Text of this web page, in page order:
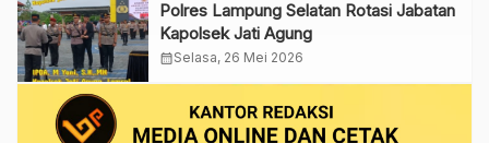
Polres Lampung Selatan Rotasi Jabatan
Kapolsek Jati Agung
calendar_monthSelasa, 26 Mei 2026